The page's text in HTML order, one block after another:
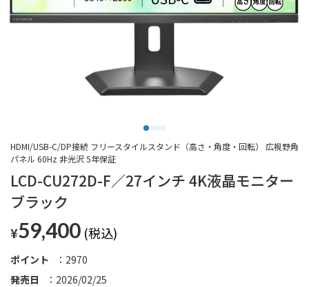
LCD-CU272D-F／27インチ 4K液晶モニター
ブラック
HDMI/USB-C/DP接続 フリースタイルスタンド（高さ・角度・回転） 広視野角
パネル 60Hz 非光沢 5年保証
¥59,400
発売日 2026/02/25
ポイント 2970